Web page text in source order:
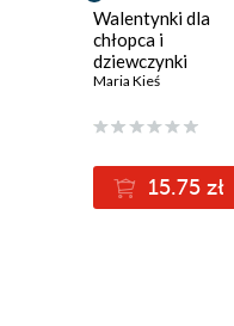
Walentynki dla
chłopca i
dziewczynki
Maria Kieś
15.75 zł